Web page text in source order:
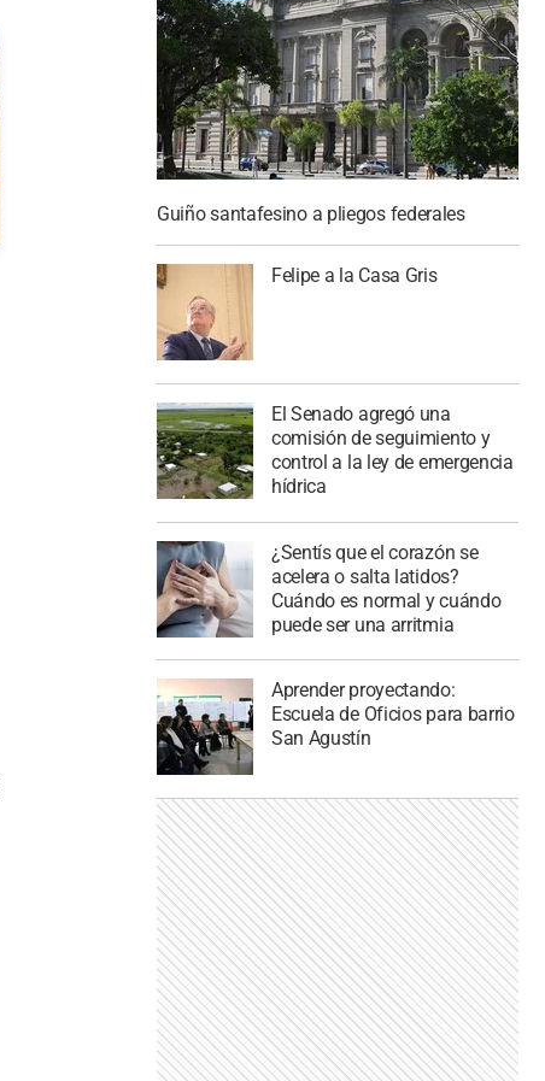
Guiño santafesino a pliegos federales
Felipe a la Casa Gris
El Senado agregó una
comisión de seguimiento y
control a la ley de emergencia
hídrica
¿Sentís que el corazón se
acelera o salta latidos?
Cuándo es normal y cuándo
puede ser una arritmia
Aprender proyectando:
Escuela de Oficios para barrio
San Agustín